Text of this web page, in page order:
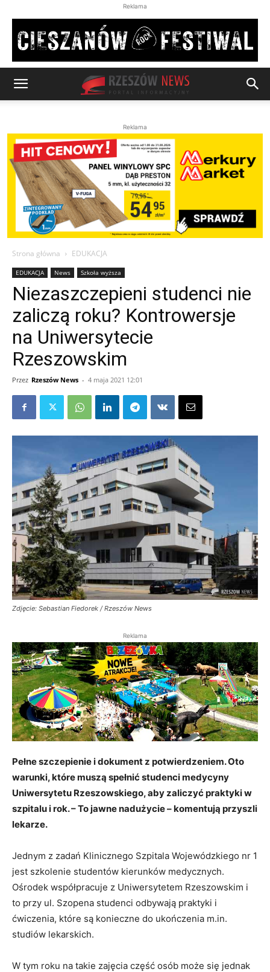
Reklama
Reklama
Strona główna EDUKACJA
EDUKACJA News Szkoła wyższa
Niezaszczepieni studenci nie
zaliczą roku? Kontrowersje
na Uniwersytecie
Rzeszowskim
Przez Rzeszów News - 4 maja 2021 12:01
Zdjęcie: Sebastian Fiedorek / Rzeszów News
Reklama
Pełne szczepienie i dokument z potwierdzeniem. Oto
warunki, które muszą spełnić studenci medycyny
Uniwersytetu Rzeszowskiego, aby zaliczyć praktyki w
szpitalu i rok. – To jawne nadużycie – komentują przyszli
lekarze.
Jednym z zadań Klinicznego Szpitala Wojewódzkiego nr 1
jest szkolenie studentów kierunków medycznych.
Ośrodek współpracuje z Uniwersytetem Rzeszowskim i
to przy ul. Szopena studenci odbywają praktyki i
ćwiczenia, które są konieczne do ukończenia m.in.
studiów lekarskich.
W tym roku na takie zajęcia część osób może się jednak